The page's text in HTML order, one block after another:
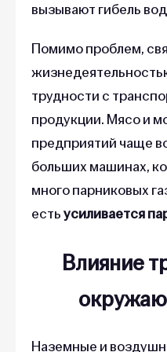
вызывают гибель
Помимо проблем,
трудности с
продукции. Мясо и
предприятий чаще
больших машинах,
много парниковых
естьусиливается
Влияние
Наземные и